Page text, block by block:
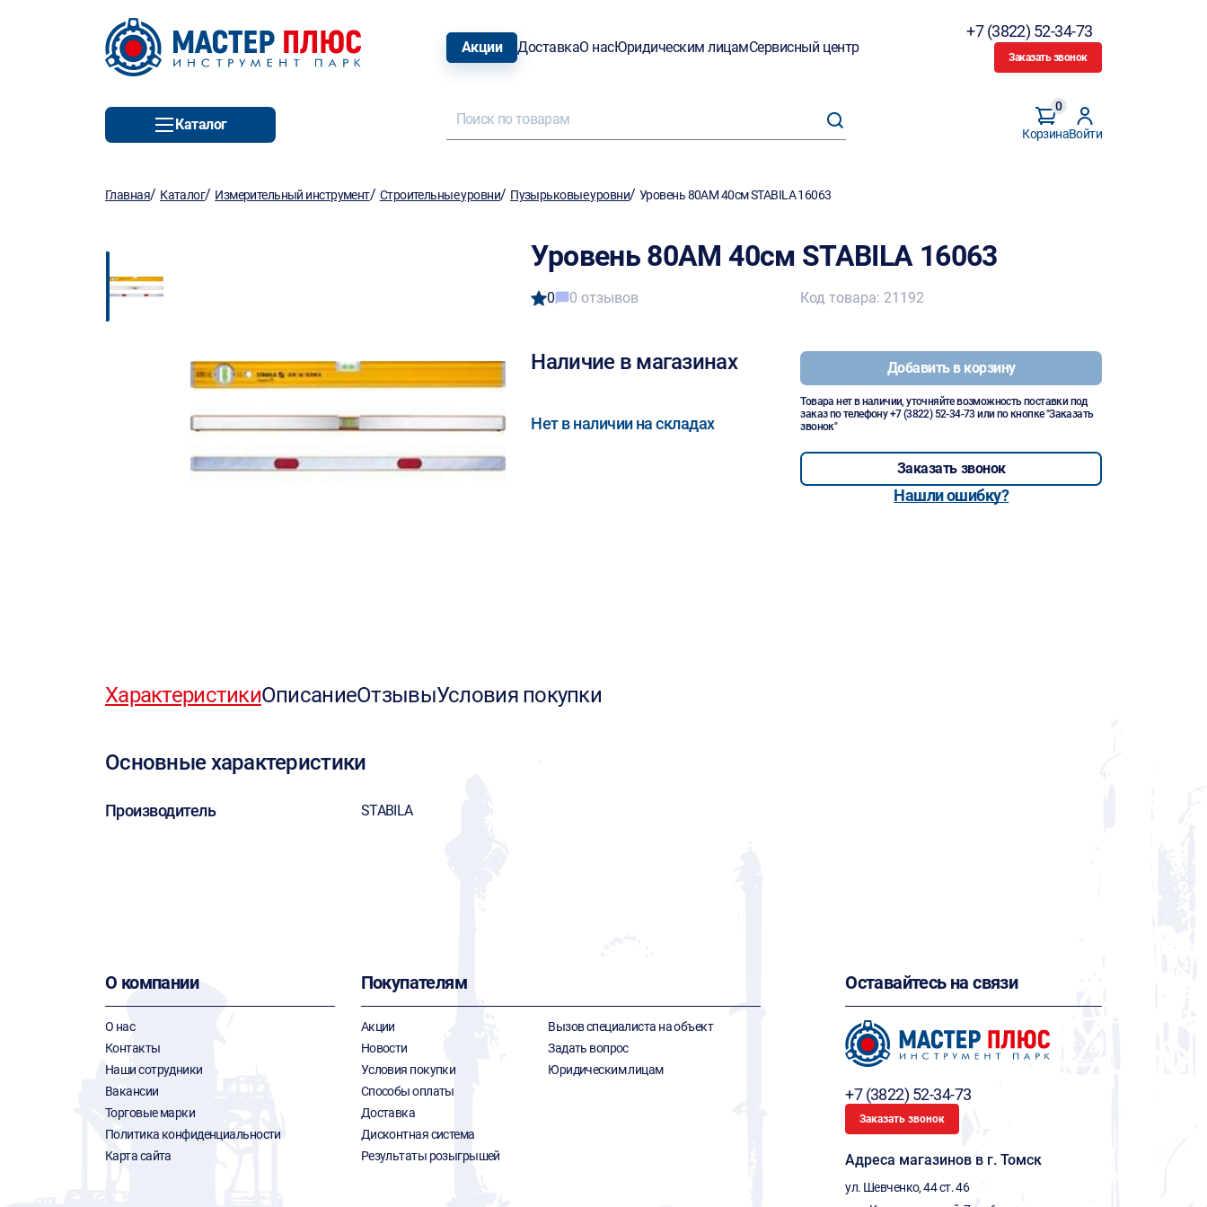
Акции ДоставкаО насЮридическим лицамСервисный центр
+7 (3822) 52-34-73
Заказать звонок
Каталог
Корзина
0
Войти
Главная/ Каталог/ Измерительный инструмент/ Строительные уровни/ Пузырьковые уровни/Уровень 80АМ 40см STABILA 16063
Уровень 80АМ 40см STABILA 16063
0 0 отзывов
Наличие в магазинах
Нет в наличии на складах
Код товара: 21192
Добавить в корзину
Товара нет в наличии, уточняйте возможность поставки под
заказ по телефону+7 (3822) 52-34-73 или по кнопке "Заказать
звонок"
Заказать звонок
Нашли ошибку?
ХарактеристикиОписаниеОтзывыУсловия покупки
Основные характеристики
Производитель STABILA
О компании
О нас
Контакты
Наши сотрудники
Вакансии
Торговые марки
Политика конфиденциальности
Карта сайта
Покупателям
Акции
Новости
Условия покупки
Способы оплаты
Доставка
Дисконтная система
Результаты розыгрышей
Вызов специалиста на объект
Задать вопрос
Юридическим лицам
Оставайтесь на связи
+7 (3822) 52-34-73
Заказать звонок
Адреса магазинов в г. Томск
ул. Шевченко, 44 ст. 46